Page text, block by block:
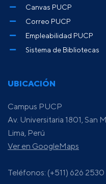
UBICACIÓN
Campus PUCP
Av. Universitaria 1801, San
Lima, Perú
Ver en GoogleMaps
Teléfonos: (+511) 626 2530
Canvas PUCP
Correo PUCP
Empleabilidad PUCP
Sistema de Bibliotecas